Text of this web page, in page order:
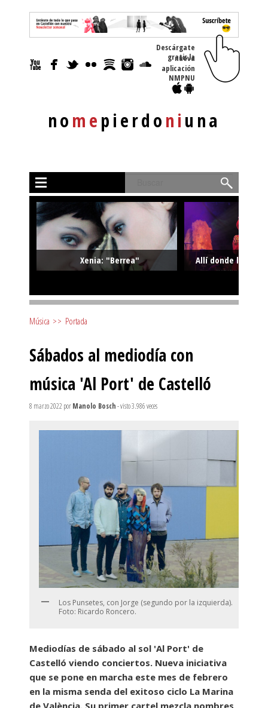
nomepierdoniuna
Descárgate
gratis la nueva
aplicación
NMPNU
Xenia: "Berrea" Allí donde la
Música >> Portada
Sábados al mediodía con
música 'Al Port' de Castelló
8 marzo 2022 porManolo Bosch- visto 3.986 veces
Los Punsetes, con Jorge (segundo por la izquierda).
Foto: Ricardo Roncero.
Mediodías de sábado al sol 'Al Port' de
Castelló viendo conciertos. Nueva iniciativa
que se pone en marcha este mes de febrero
en la misma senda del exitoso ciclo La Marina